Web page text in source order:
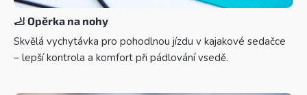
🦶 Opěrka na nohy
Skvělá vychytávka pro pohodlnou jízdu v kajakové sedačce
– lepší kontrola a komfort při pádlování vsedě.